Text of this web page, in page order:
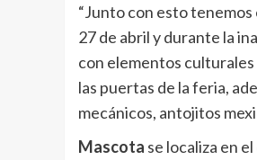
“Junto con esto tenemos
27 de abril y durante la
con elementos
las puertas de la feria,
mecánicos, antojitos
Mascota se localiza en